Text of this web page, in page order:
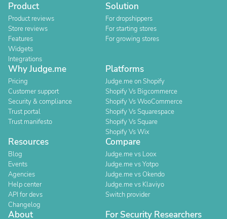
Product
Product reviews
Store reviews
Features
Widgets
Integrations
Solution
For dropshippers
For starting stores
For growing stores
Why Judge.me
Pricing
Customer support
Security & compliance
Trust portal
Trust manifesto
Platforms
Judge.me on Shopify
Shopify Vs Bigcommerce
Shopify Vs WooCommerce
Shopify Vs Squarespace
Shopify Vs Square
Shopify Vs Wix
Resources
Blog
Events
Agencies
Help center
API for devs
Changelog
Compare
Judge.me vs Loox
Judge.me vs Yotpo
Judge.me vs Okendo
Judge.me vs Klaviyo
Switch provider
About For Security Researchers